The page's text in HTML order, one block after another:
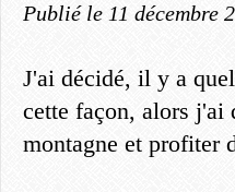
Publié le 11 décembre
J'ai décidé, il y a
cette façon, alors
montagne et profiter